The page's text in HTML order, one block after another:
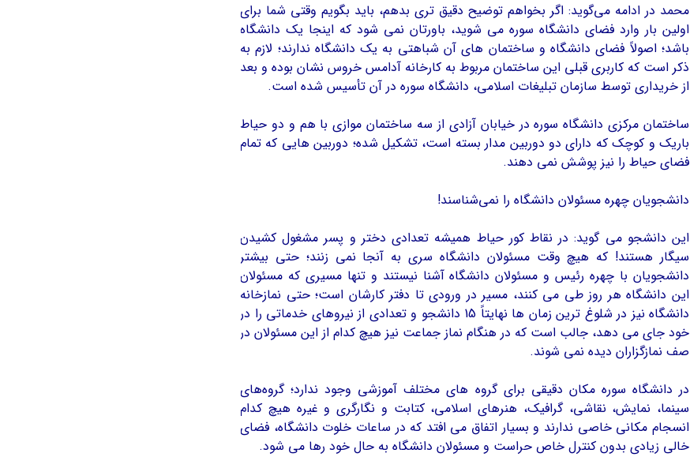
محمد در ادامه مي‌گويد: اگر بخواهم توضیح دقیق تری بدهم، باید بگویم وقتی شما برای
اولین بار وارد فضای دانشگاه سوره می شوید، باورتان نمی شود که اینجا یک دانشگاه
باشد؛ اصولاً فضای دانشگاه و ساختمان های آن شباهتی به یک دانشگاه ندارند؛ لازم به
ذكر است كه کاربری قبلی این ساختمان مربوط به کارخانه آدامس خروس نشان بوده و بعد
از خریداری توسط سازمان تبلیغات اسلامی، دانشگاه سوره در آن تأسیس شده است.
ساختمان مرکزی دانشگاه سوره در خیابان آزادی از سه ساختمان موازی با هم و دو حیاط
باریک و کوچک که دارای دو دوربین مدار بسته است، تشکیل شده؛ دوربین هایی که تمام
فضای حیاط را نیز پوشش نمی دهند.
دانشجويان چهره مسئولان دانشگاه را نمي‌شناسند!
اين دانشجو مي گويد: در نقاط کور حیاط همیشه تعدادی دختر و پسر مشغول کشیدن
سیگار هستند! كه هیچ وقت مسئولان دانشگاه سري به آنجا نمي زنند؛ حتی بیشتر
دانشجویان با چهره رئیس و مسئولان دانشگاه آشنا نیستند و تنها مسیری که مسئولان
این دانشگاه هر روز طی می کنند، مسیر در ورودی تا دفتر کارشان است؛ حتی نمازخانه
دانشگاه نیز در شلوغ ترین زمان ها نهایتاً 15 دانشجو و تعدادی از نیروهای خدماتی را در
خود جای می دهد، جالب است که در هنگام نماز جماعت نیز هیچ کدام از این مسئولان در
صف نمازگزاران دیده نمی شوند.
در دانشگاه سوره مکان دقیقی برای گروه های مختلف آموزشی وجود ندارد؛ گروه‌های
سینما، نمایش، نقاشی، گرافیک، هنرهای اسلامی، کتابت و نگارگری و غيره هیچ کدام
انسجام مکانی خاصی ندارند و بسیار اتفاق می افتد که در ساعات خلوت دانشگاه، فضای
خالی زیادی بدون کنترل خاص حراست و مسئولان دانشگاه به حال خود رها می شود.